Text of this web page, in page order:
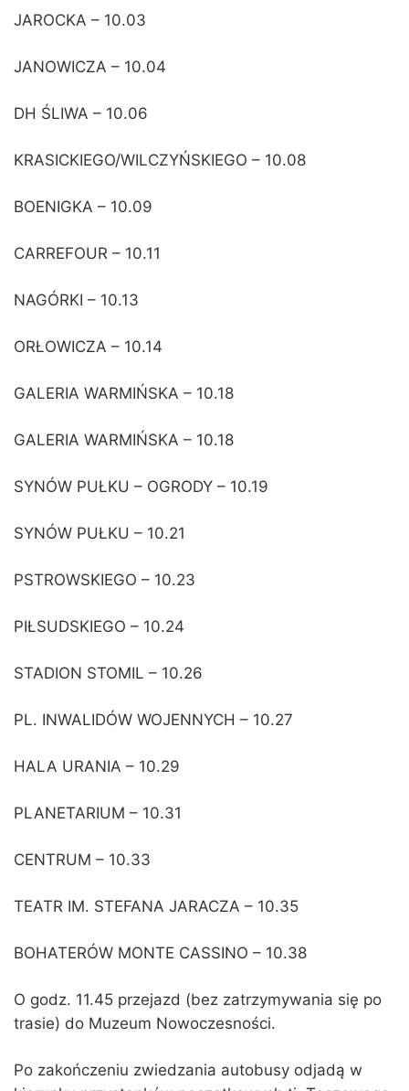
JAROCKA – 10.03
JANOWICZA – 10.04
DH ŚLIWA – 10.06
KRASICKIEGO/WILCZYŃSKIEGO – 10.08
BOENIGKA – 10.09
CARREFOUR – 10.11
NAGÓRKI – 10.13
ORŁOWICZA – 10.14
GALERIA WARMIŃSKA – 10.18
GALERIA WARMIŃSKA – 10.18
SYNÓW PUŁKU – OGRODY – 10.19
SYNÓW PUŁKU – 10.21
PSTROWSKIEGO – 10.23
PIŁSUDSKIEGO – 10.24
STADION STOMIL – 10.26
PL. INWALIDÓW WOJENNYCH – 10.27
HALA URANIA – 10.29
PLANETARIUM – 10.31
CENTRUM – 10.33
TEATR IM. STEFANA JARACZA – 10.35
BOHATERÓW MONTE CASSINO – 10.38
O godz. 11.45 przejazd (bez zatrzymywania się po
trasie) do Muzeum Nowoczesności.
Po zakończeniu zwiedzania autobusy odjadą w